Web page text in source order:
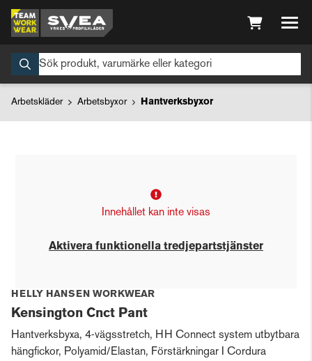
Arbetskläder Arbetsbyxor Hantverksbyxor
Innehållet kan inte visas
Aktivera funktionella tredjepartstjänster
HELLY HANSEN WORKWEAR
Kensington Cnct Pant
Hantverksbyxa, 4-vägsstretch, HH Connect system utbytbara
hängfickor, Polyamid/Elastan, Förstärkningar I Cordura